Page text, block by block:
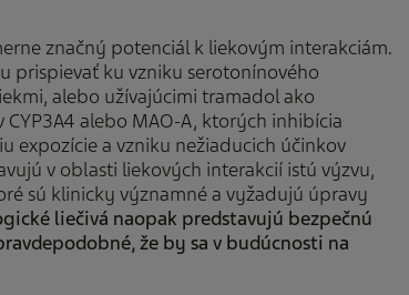
značný potenciál k liekovým interakciám.
prispievať ku vzniku serotonínového
alebo užívajúcimi tramadol ako
alebo MAO-A, ktorých inhibícia
expozície a vzniku nežiaducich účinkov
v oblasti liekových interakcií istú výzvu,
sú klinicky významné a vyžadujú úpravy
liečivá naopak predstavujú bezpečnú
že by sa v budúcnosti na